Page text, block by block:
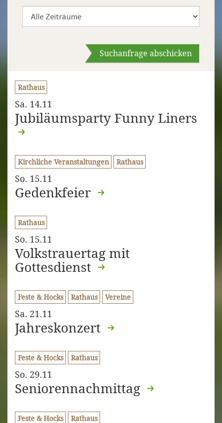
Suchanfrage abschicken
Rathaus
Sa. 14.11
Jubiläumsparty Funny Liners
Kirchliche Veranstaltungen Rathaus
So. 15.11
Gedenkfeier
Rathaus
So. 15.11
Volkstrauertag mit
Gottesdienst
Feste & Hocks Rathaus Vereine
Sa. 21.11
Jahreskonzert
Feste & Hocks Rathaus
So. 29.11
Seniorennachmittag
Feste & Hocks Rathaus